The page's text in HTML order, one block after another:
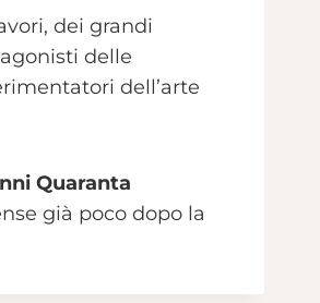
dei grandi
delle
dell’arte
Quaranta
già poco dopo la